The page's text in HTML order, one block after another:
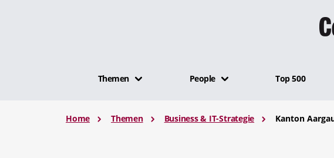
Themen People Top 500
Home Themen Business & IT-Strategie Kanton